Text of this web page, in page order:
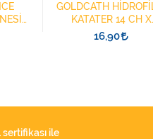
GOLDCATH
KATATER 14 CH X
40CM YÜZÜKLÜ
16,90
sertifikası ile